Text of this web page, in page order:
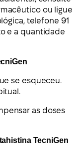
ou ligue
telefone 91
e a quantidade
se esqueceu.
as doses
TecniGen